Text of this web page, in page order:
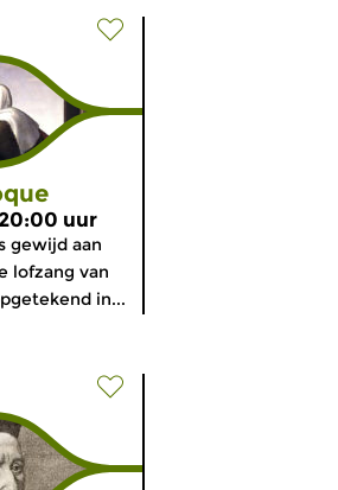
uur
gewijd aan
lofzang van
in...